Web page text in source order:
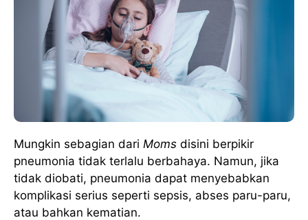
Mungkin sebagian dari Moms disini berpikir
pneumonia tidak terlalu berbahaya. Namun, jika
tidak diobati, pneumonia dapat menyebabkan
komplikasi serius seperti sepsis, abses paru-paru,
atau bahkan kematian.